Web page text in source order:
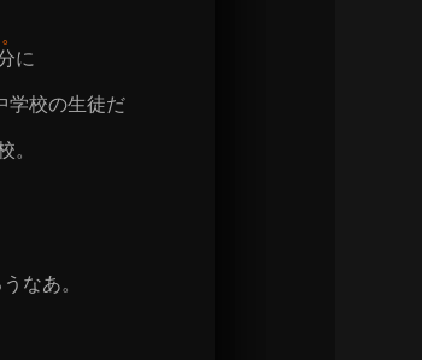
に
学校の生徒だ
。
なあ。